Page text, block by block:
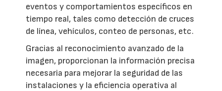
eventos y comportamientos específicos en
tiempo real, tales como detección de cruces
de línea, vehículos, conteo de personas, etc.
Gracias al reconocimiento avanzado de la
imagen, proporcionan la información precisa
necesaria para mejorar la seguridad de las
instalaciones y la eficiencia operativa al